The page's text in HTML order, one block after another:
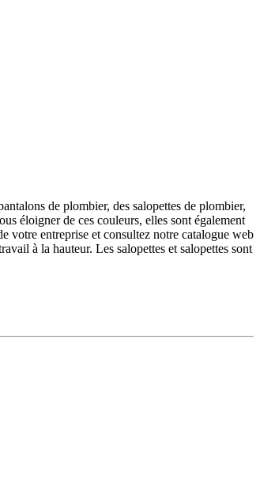
de plombier, des salopettes de plombier,
éloigner de ces couleurs, elles sont également
votre entreprise et consultez notre catalogue web
à la hauteur. Les salopettes et salopettes sont